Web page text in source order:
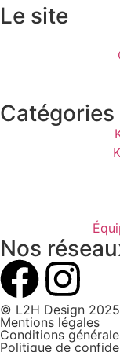
Le site
Catégories
Nos
© L2H Design 2025
Mentions légales
Conditions
Politique de